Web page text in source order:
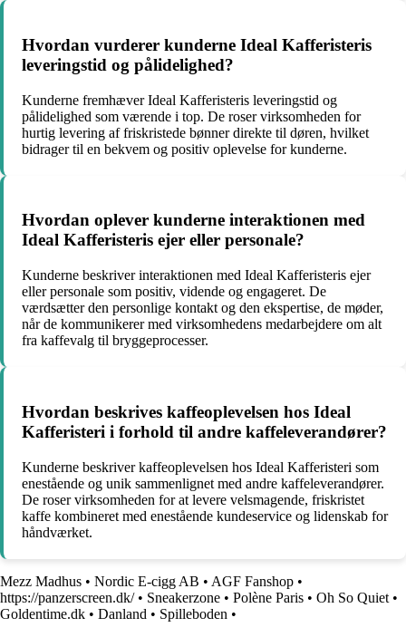
Hvordan vurderer kunderne Ideal Kafferisteris
leveringstid og pålidelighed?
Kunderne fremhæver Ideal Kafferisteris leveringstid og
pålidelighed som værende i top. De roser virksomheden for
hurtig levering af friskristede bønner direkte til døren, hvilket
bidrager til en bekvem og positiv oplevelse for kunderne.
Hvordan oplever kunderne interaktionen med
Ideal Kafferisteris ejer eller personale?
Kunderne beskriver interaktionen med Ideal Kafferisteris ejer
eller personale som positiv, vidende og engageret. De
værdsætter den personlige kontakt og den ekspertise, de møder,
når de kommunikerer med virksomhedens medarbejdere om alt
fra kaffevalg til bryggeprocesser.
Hvordan beskrives kaffeoplevelsen hos Ideal
Kafferisteri i forhold til andre kaffeleverandører?
Kunderne beskriver kaffeoplevelsen hos Ideal Kafferisteri som
enestående og unik sammenlignet med andre kaffeleverandører.
De roser virksomheden for at levere velsmagende, friskristet
kaffe kombineret med enestående kundeservice og lidenskab for
håndværket.
Mezz Madhus • Nordic E-cigg AB • AGF Fanshop •
https://panzerscreen.dk/• Sneakerzone • Polène Paris • Oh So Quiet •
Goldentime.dk • Danland • Spilleboden •